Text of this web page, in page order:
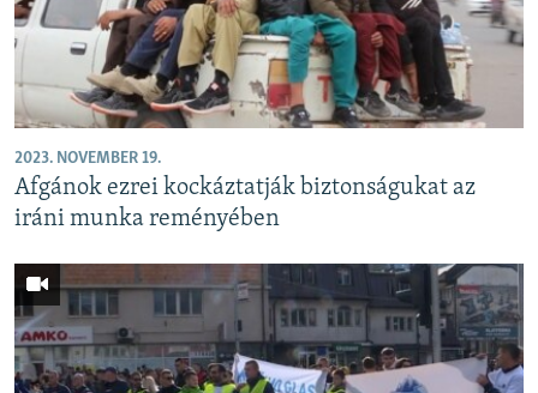
2023. NOVEMBER 19.
Afgánok ezrei kockáztatják biztonságukat az
iráni munka reményében